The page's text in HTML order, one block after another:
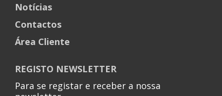
Notícias
Contactos
Área Cliente
REGISTO NEWSLETTER
Para se registar e receber a nossa